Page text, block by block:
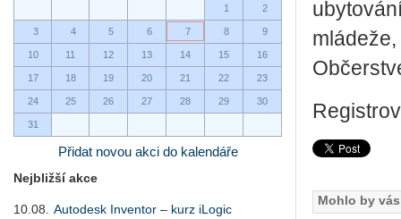
1
2
3 4 5 6 7 8 9
10 11 12 13 14 15 16
17 18 19 20 21 22 23
24 25 26 27 28 29 30
31
Přidat novou akci do kalendáře
Nejbližší akce
10.08.
Autodesk Inventor – kurz iLogic
Mohlo by